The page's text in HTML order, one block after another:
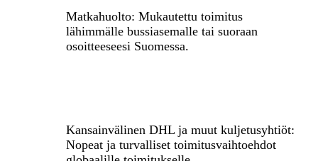
Matkahuolto: Mukautettu toimitus
lähimmälle bussiasemalle tai suoraan
osoitteeseesi Suomessa.
Kansainvälinen DHL ja muut kuljetusyhtiöt:
Nopeat ja turvalliset toimitusvaihtoehdot